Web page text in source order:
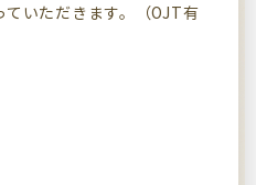
いただきます。（OJT有